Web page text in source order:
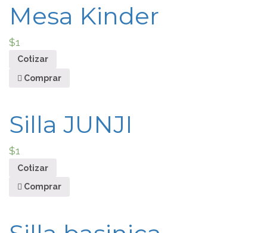
Mesa Kinder
$1
Cotizar
Comprar
Silla JUNJI
$1
Cotizar
Comprar